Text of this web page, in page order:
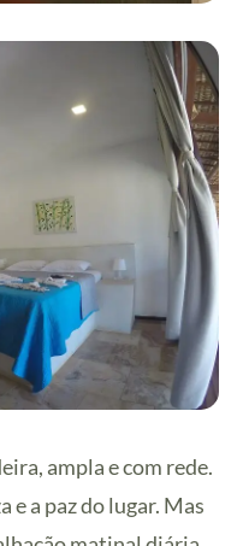
ampla e com rede.
e a paz do lugar. Mas